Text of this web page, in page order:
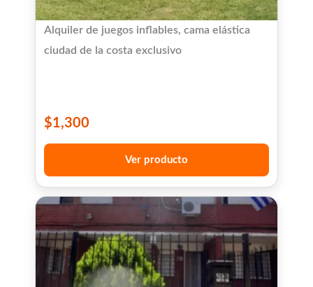
Alquiler de juegos inflables, cama elástica
ciudad de la costa exclusivo
$1,300
Ver producto